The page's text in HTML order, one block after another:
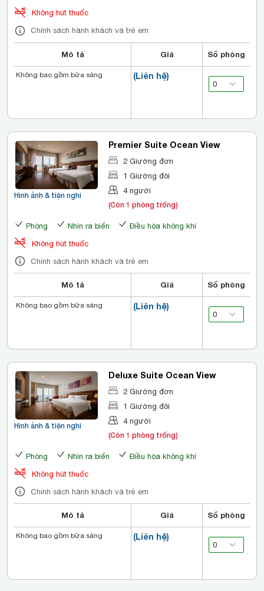
Không hút thuốc
Chính sách hành khách và trẻ em
Mô tả Giá Số phòng
(Liên hệ)
Không bao gồm bữa sáng
Hình ảnh & tiện nghi
Premier Suite Ocean View
2 Giường đơn
1 Giường đôi
4 người
(Còn 1 phòng trống)
Phòng Nhìn ra biển
Điều hòa không khí
Không hút thuốc
Chính sách hành khách và trẻ em
Mô tả Giá Số phòng
(Liên hệ)
Không bao gồm bữa sáng
Hình ảnh & tiện nghi
Deluxe Suite Ocean View
2 Giường đơn
1 Giường đôi
4 người
(Còn 1 phòng trống)
Phòng Nhìn ra biển
Điều hòa không khí
Không hút thuốc
Chính sách hành khách và trẻ em
Mô tả Giá Số phòng
(Liên hệ)
Không bao gồm bữa sáng